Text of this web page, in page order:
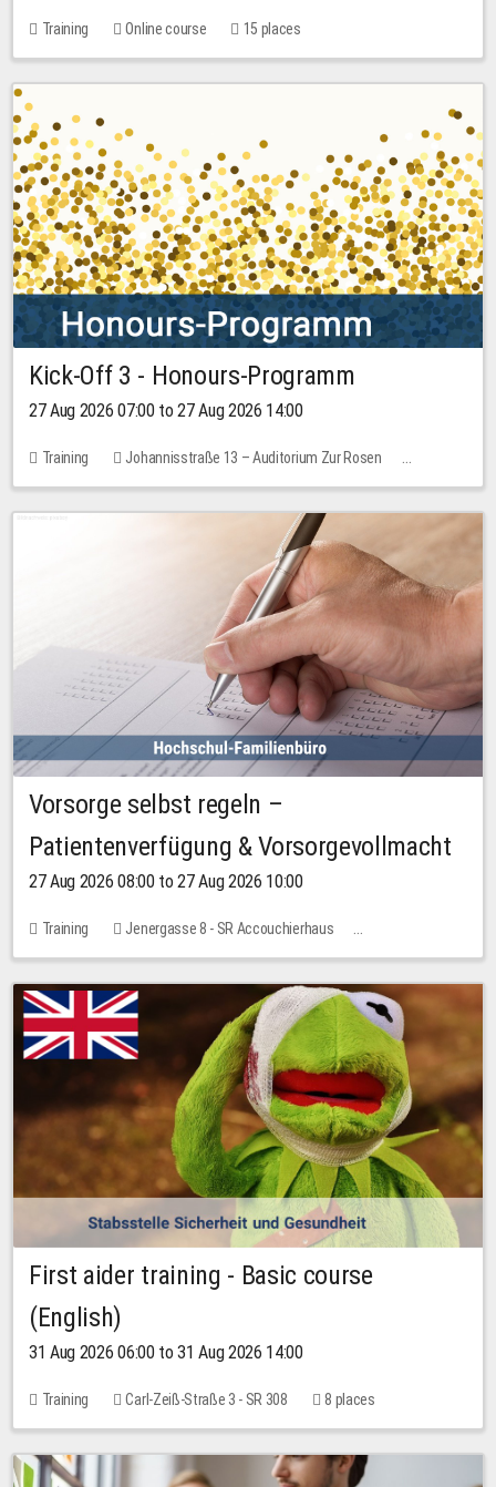
Training Online course 15 places
Kick-Off 3 - Honours-Programm
27 Aug 2026 07:00 to 27 Aug 2026 14:00
Training
Johannisstraße 13 – Auditorium Zur Rosen
11 places
Vorsorge selbst regeln –
Patientenverfügung & Vorsorgevollmacht
27 Aug 2026 08:00 to 27 Aug 2026 10:00
Training
Jenergasse 8 - SR Accouchierhaus
No free places
First aider training - Basic course
(English)
31 Aug 2026 06:00 to 31 Aug 2026 14:00
Training Carl-Zeiß-Straße 3 - SR 308 8 places